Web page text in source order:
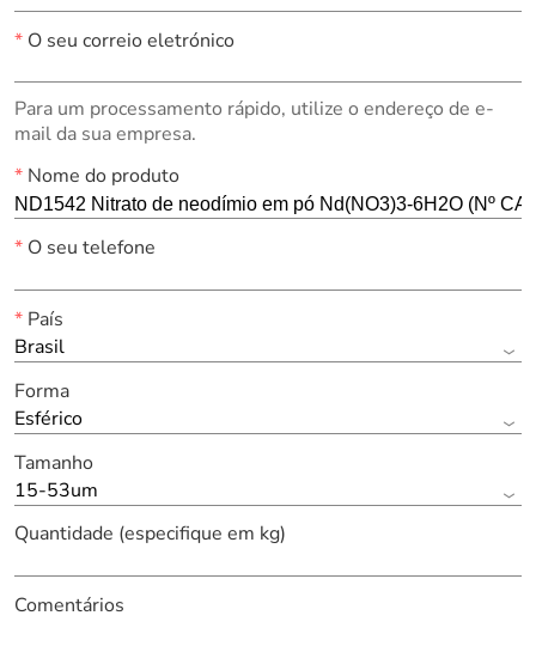
*O seu correio eletrónico
Para um processamento rápido, utilize o endereço de e-
mail da sua empresa.
*Nome do produto
*O seu telefone
*País
Brasil
Forma
Esférico
Tamanho
15-53um
Quantidade (especifique em kg)
Comentários